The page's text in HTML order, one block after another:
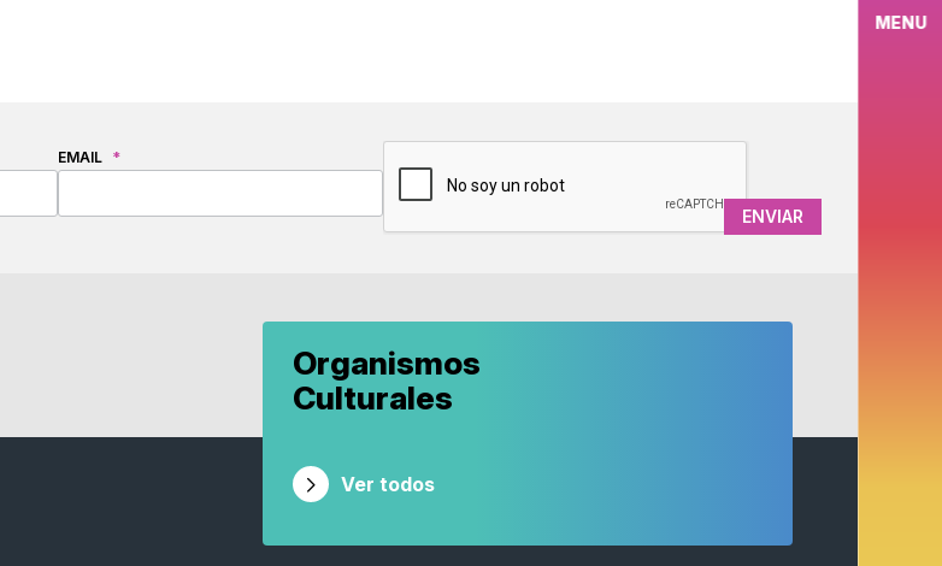
MENU
EMAIL *
Organismos
Culturales
Ver todos